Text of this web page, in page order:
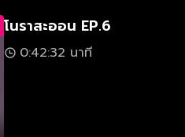
โนราสะออน EP.6
0:42:32 นาที